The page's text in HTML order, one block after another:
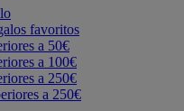
favoritos
a 50€
a 100€
a 250€
a 250€